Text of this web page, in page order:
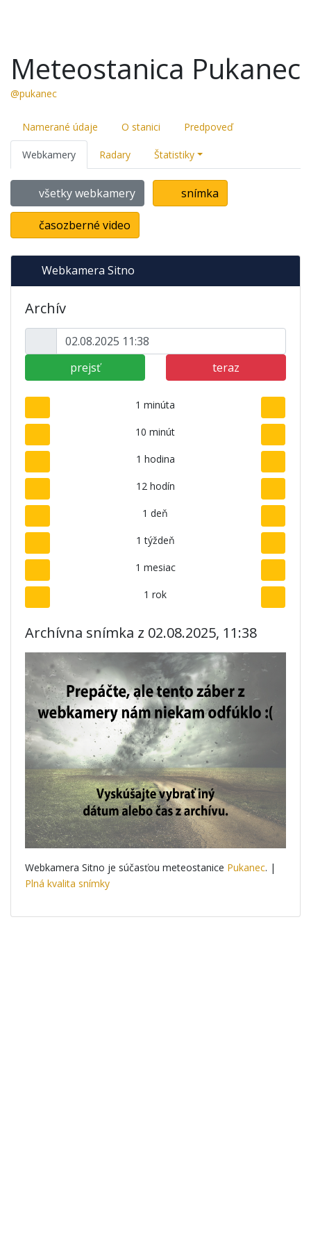
Meteostanica Pukanec
@pukanec
Namerané údaje O stanici Predpoveď
Webkamery Radary Štatistiky
všetky webkamery snímka
časozberné video
Webkamera Sitno
Archív
prejsť teraz
1 minúta
10 minút
1 hodina
12 hodín
1 deň
1 týždeň
1 mesiac
1 rok
Archívna snímka z 02.08.2025, 11:38
Webkamera Sitno je súčasťou meteostanice Pukanec. |
Plná kvalita snímky